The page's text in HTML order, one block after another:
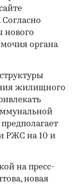
нового
органа
жилищного
РЖС на 10 и
на пресс-
новая